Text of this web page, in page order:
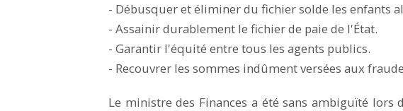
- Débusquer et éliminer du fichier solde les enfants
- Assainir durablement le fichier de paie de l'État.
- Garantir l'équité entre tous les agents publics.
- Recouvrer les sommes indûment versées aux
Le ministre des Finances a été sans ambiguïté lors